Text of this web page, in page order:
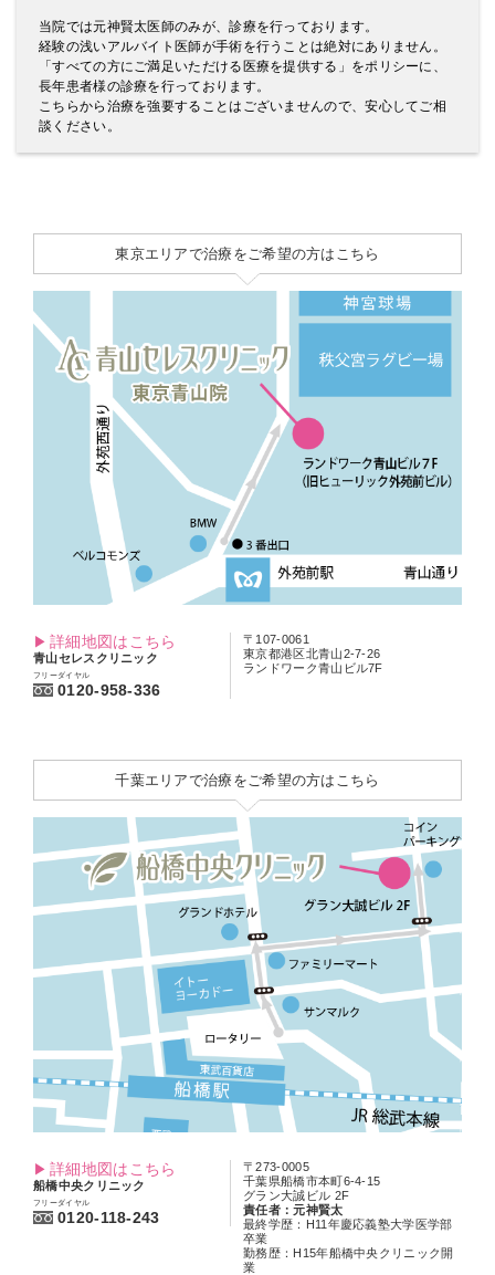
当院では元神賢太医師のみが、診療を行っております。
経験の浅いアルバイト医師が手術を行うことは絶対にありません。
「すべての方にご満足いただける医療を提供する」をポリシーに、
長年患者様の診療を行っております。
こちらから治療を強要することはございませんので、安心してご相
談ください。
東京エリアで治療をご希望の方はこちら
詳細地図はこちら
青山セレスクリニック
フリーダイヤル
0120-958-336
〒107-0061
東京都港区北青山2-7-26
ランドワーク青山ビル7F
千葉エリアで治療をご希望の方はこちら
詳細地図はこちら
船橋中央クリニック
フリーダイヤル
0120-118-243
〒273-0005
千葉県船橋市本町6-4-15
グラン大誠ビル 2F
責任者：元神賢太
最終学歴：H11年慶応義塾大学医学部
卒業
勤務歴：H15年船橋中央クリニック開
業